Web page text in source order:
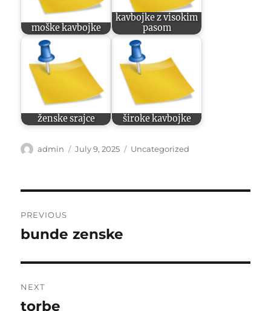
moške kavbojke
kavbojke z visokim
pasom
ženske srajce široke kavbojke
Author
admin
Posted
July 9, 2025 Categories
Uncategorized
navigation
PREVIOUS
Previous
bunde zenske
NEXT
Next
torbe